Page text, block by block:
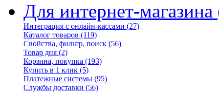
Для интернет-магазина
Интеграция с онлайн-кассами (27)
Каталог товаров (119)
Свойства, фильтр, поиск (56)
Товар дня (2)
Корзина, покупка (193)
Купить в 1 клик (5)
Платежные системы (95)
Службы доставки (56)